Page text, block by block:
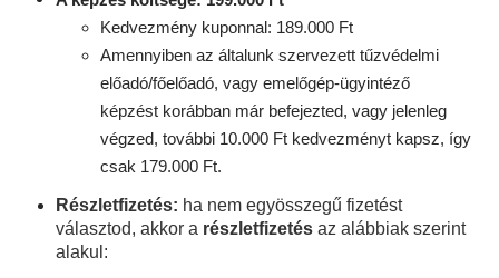
Kedvezmény kuponnal: 189.000 Ft
Amennyiben az általunk szervezett tűzvédelmi
előadó/főelőadó, vagy emelőgép-ügyintéző
képzést korábban már befejezted, vagy jelenleg
végzed, további 10.000 Ft kedvezményt kapsz, így
csak 179.000 Ft.
Részletfizetés: ha nem egyösszegű fizetést
választod, akkor a részletfizetés az alábbiak szerint
alakul: